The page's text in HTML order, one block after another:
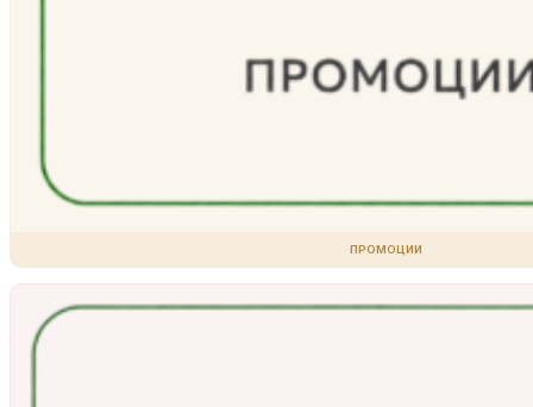
ПРОМОЦИИ